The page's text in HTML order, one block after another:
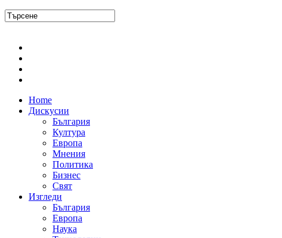
Home
Дискусии
България
Култура
Европа
Мнения
Политика
Бизнес
Свят
Изгледи
България
Европа
Наука